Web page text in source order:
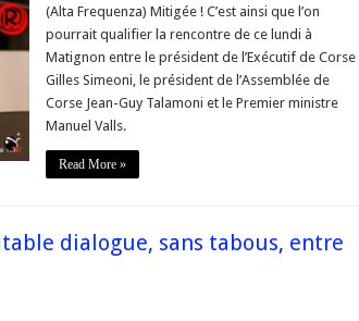
(Alta Frequenza) Mitigée ! C’est ainsi que l’on
pourrait qualifier la rencontre de ce lundi à
Matignon entre le président de l’Exécutif de Corse
Gilles Simeoni, le président de l’Assemblée de
Corse Jean-Guy Talamoni et le Premier ministre
Manuel Valls.
Read More »
dialogue, sans tabous, entre